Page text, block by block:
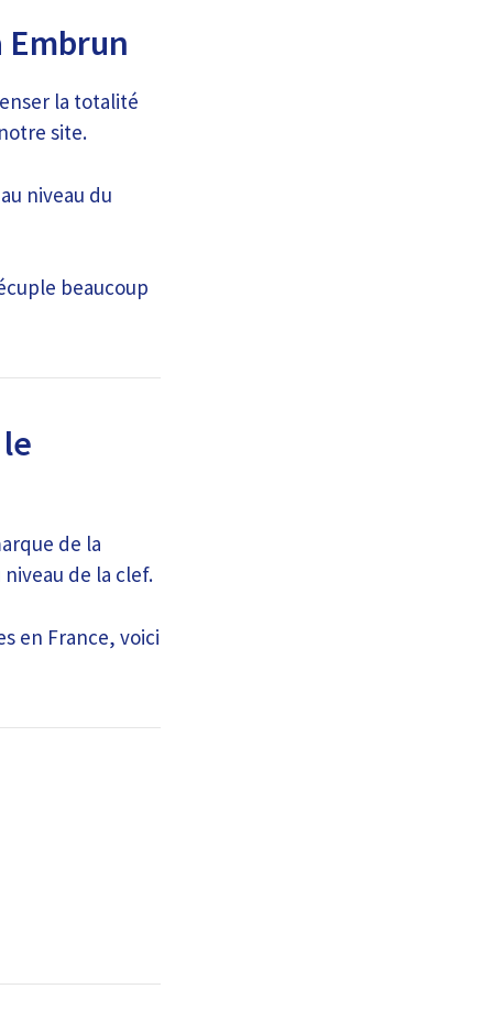
Embrun
la totalité
site.
niveau du
beaucoup
de la
de la clef.
en France, voici